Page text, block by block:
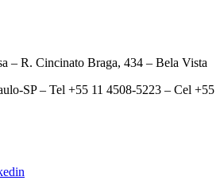
– R. Cincinato Braga, 434 – Bela Vista
SP – Tel +55 11 4508-5223 – Cel +55